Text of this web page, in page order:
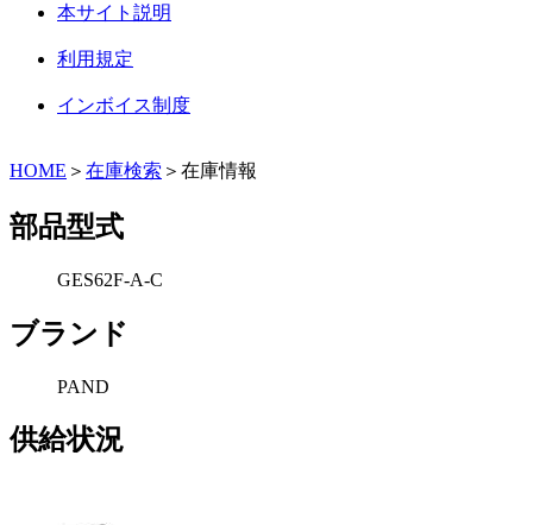
本サイト説明
利用規定
インボイス制度
HOME ＞ 在庫検索 ＞在庫情報
部品型式
GES62F-A-C
ブランド
PAND
供給状況